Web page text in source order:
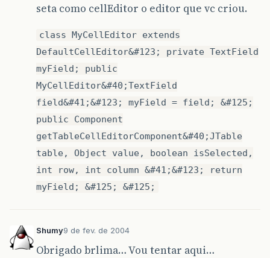
seta como cellEditor o editor que vc criou.
class MyCellEditor extends
DefaultCellEditor&#123; private TextField
myField; public
MyCellEditor&#40;TextField
field&#41;&#123; myField = field; &#125;
public Component
getTableCellEditorComponent&#40;JTable
table, Object value, boolean isSelected,
int row, int column &#41;&#123; return
myField; &#125; &#125;
Shumy9 de fev. de 2004
Obrigado brlima… Vou tentar aqui…